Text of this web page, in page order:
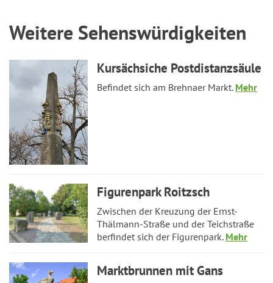
Weitere Sehenswürdigkeiten
Kursächsiche Postdistanzsäule
Befindet sich am Brehnaer Markt. Mehr
Figurenpark Roitzsch
Zwischen der Kreuzung der Ernst-
Thälmann-Straße und der Teichstraße
berfindet sich der Figurenpark. Mehr
Marktbrunnen mit Gans